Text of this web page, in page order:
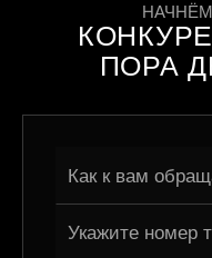
ПОРА